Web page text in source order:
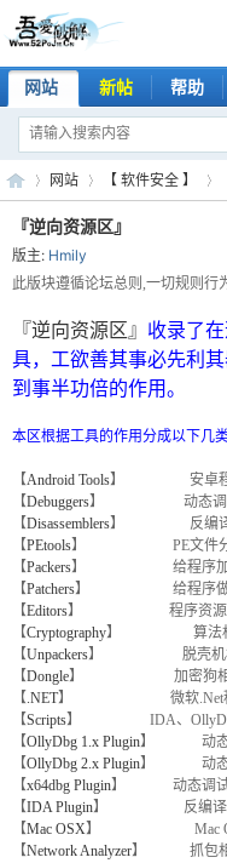
网站 新帖 帮助
吾 »
网站
›
【 软件安全 】
›
『逆向资源区』
版主: Hmily
此版块遵循论坛总则,一切规则行
『逆向资源区』 收录了
具，工欲善其事必先利
到事半功倍的作用。
本区根据工具的作用分成以下几
【Android Tools】 安卓程序
【Debuggers】 动态调试
【Disassemblers】 反编译工
【PEtools】 PE文件分析
【Packers】 给程序加壳
【Patchers】 给程序做补
【Editors】 程序资源编辑
【Cryptography】 算法相
【Unpackers】 脱壳机
【Dongle】 加密狗相
【.NET】 微软.Net程序
【Scripts】 IDA、OllyDbg、
【OllyDbg 1.x Plugin】 动态调
【OllyDbg 2.x Plugin】 动态调
【x64dbg Plugin】 动态调试工
【IDA Plugin】 反编译工具
【Mac OSX】 Mac OSX系
【Network Analyzer】 抓包相